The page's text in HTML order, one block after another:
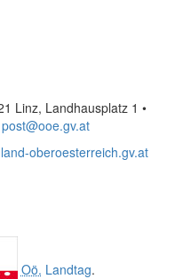
Linz, Landhausplatz 1 •
post@ooe.gv.at
oberoesterreich.gv.at
Oö. Landtag.